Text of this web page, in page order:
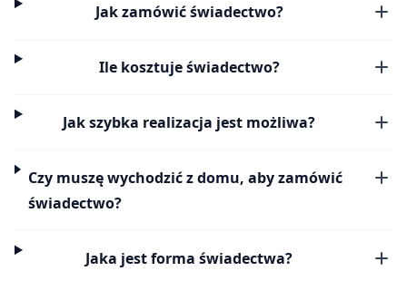
Jak zamówić świadectwo?
Ile kosztuje świadectwo?
Jak szybka realizacja jest możliwa?
Czy muszę wychodzić z domu, aby zamówić
świadectwo?
Jaka jest forma świadectwa?